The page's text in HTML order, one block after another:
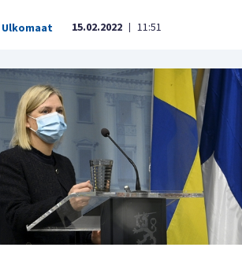
Ulkomaat 15.02.2022 | 11:51